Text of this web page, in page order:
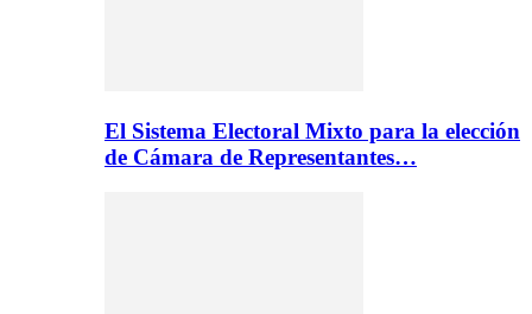
El Sistema Electoral Mixto para la elección
de Cámara de Representantes…